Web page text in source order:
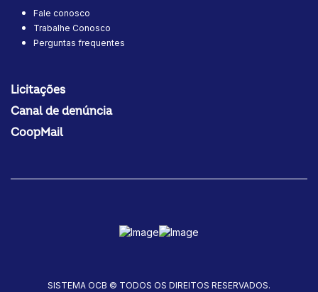
Fale conosco
Trabalhe Conosco
Perguntas frequentes
Licitações
Canal de denúncia
CoopMail
SISTEMA OCB © TODOS OS DIREITOS RESERVADOS.